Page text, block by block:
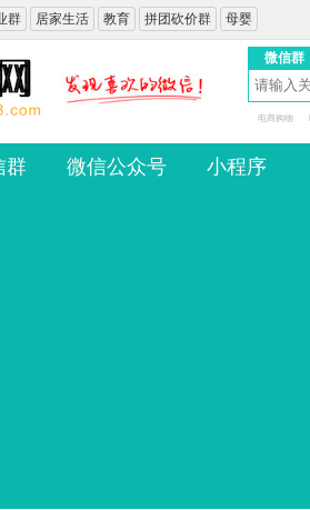
群 居家生活 教育 拼团砍价群 母婴
微信群
电商购物
群 微信公众号 小程序